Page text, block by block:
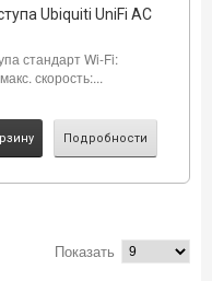
Ubiquiti UniFi AC
стандарт Wi-Fi:
скорость:...
Подробности
Показать